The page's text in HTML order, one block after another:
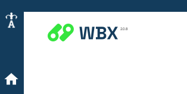
2.0.8